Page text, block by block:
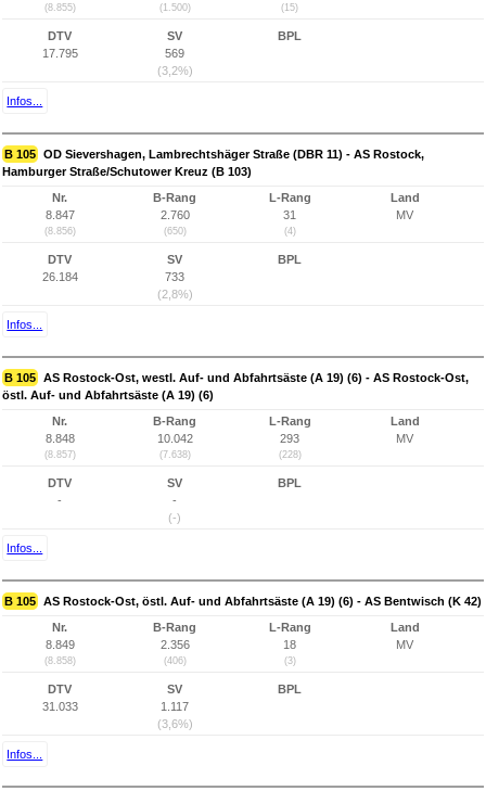
(8.855) (1.500) (15)
DTV
17.795
SV
569
(3,2%)
BPL
Infos...
B 105 OD Sievershagen, Lambrechtshäger Straße (DBR 11) - AS Rostock,
Hamburger Straße/Schutower Kreuz (B 103)
Nr.
8.847
(8.856)
B-Rang
2.760
(650)
L-Rang
31
(4)
Land
MV
DTV
26.184
SV
733
(2,8%)
BPL
Infos...
B 105 AS Rostock-Ost, westl. Auf- und Abfahrtsäste (A 19) (6) - AS Rostock-Ost,
östl. Auf- und Abfahrtsäste (A 19) (6)
Nr.
8.848
(8.857)
B-Rang
10.042
(7.638)
L-Rang
293
(228)
Land
MV
DTV
-
SV
-
(-)
BPL
Infos...
B 105 AS Rostock-Ost, östl. Auf- und Abfahrtsäste (A 19) (6) - AS Bentwisch (K 42)
Nr.
8.849
(8.858)
B-Rang
2.356
(406)
L-Rang
18
(3)
Land
MV
DTV
31.033
SV
1.117
(3,6%)
BPL
Infos...